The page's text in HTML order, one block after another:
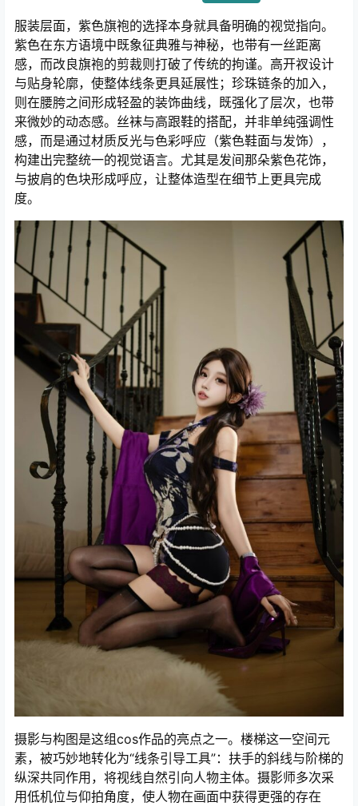
服装层面，紫色旗袍的选择本身就具备明确的视觉指向。
紫色在东方语境中既象征典雅与神秘，也带有一丝距离
感，而改良旗袍的剪裁则打破了传统的拘谨。高开衩设计
与贴身轮廓，使整体线条更具延展性；珍珠链条的加入，
则在腰胯之间形成轻盈的装饰曲线，既强化了层次，也带
来微妙的动态感。丝袜与高跟鞋的搭配，并非单纯强调性
感，而是通过材质反光与色彩呼应（紫色鞋面与发饰），
构建出完整统一的视觉语言。尤其是发间那朵紫色花饰，
与披肩的色块形成呼应，让整体造型在细节上更具完成
度。
摄影与构图是这组cos作品的亮点之一。楼梯这一空间元
素，被巧妙地转化为“线条引导工具”：扶手的斜线与阶梯的
纵深共同作用，将视线自然引向人物主体。摄影师多次采
用低机位与仰拍角度，使人物在画面中获得更强的存在